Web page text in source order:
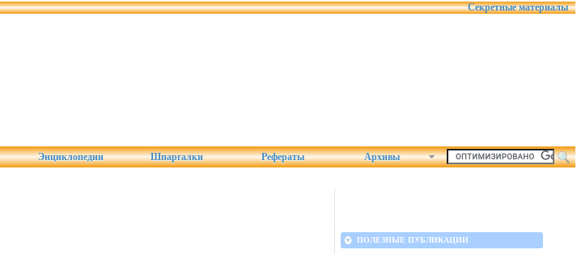
Секретные материалы
Энциклопедии Шпаргалки Рефераты Архивы
ПОЛЕЗНЫЕ ПУБЛИКАЦИИ